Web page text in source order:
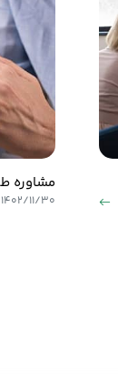
مشاوره
۱۴۰۲/۱۱/۳۰